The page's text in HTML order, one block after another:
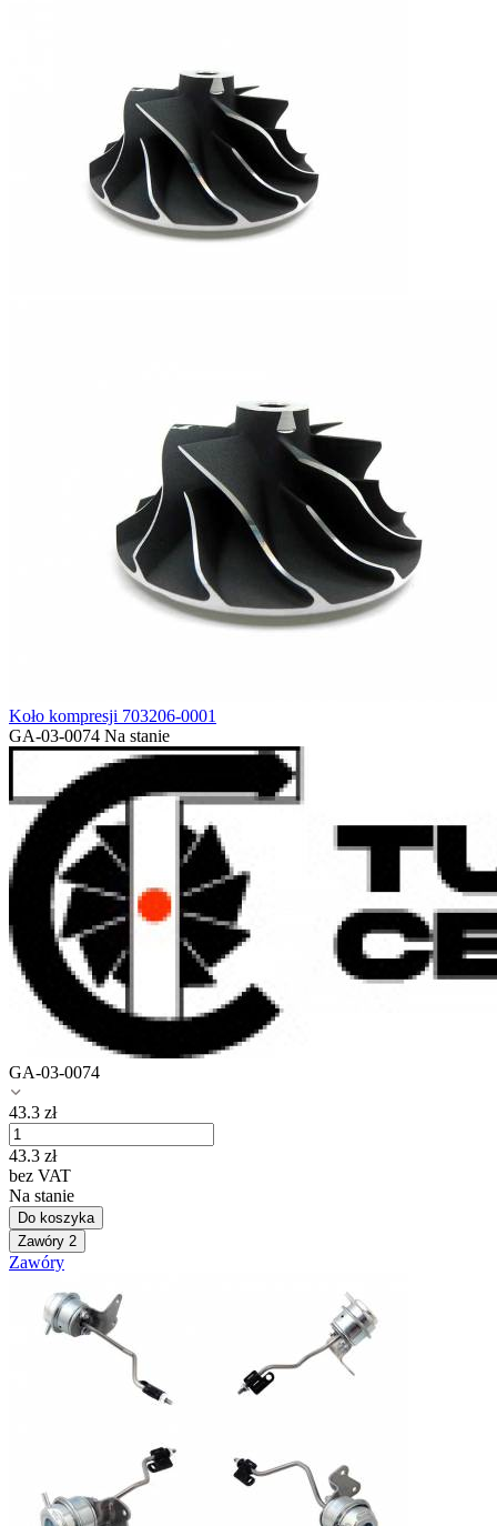
Koło kompresji 703206-0001
GA-03-0074 Na stanie
GA-03-0074
43.3 zł
43.3 zł
bez VAT
Na stanie
Do koszyka
Zawóry 2
Zawóry